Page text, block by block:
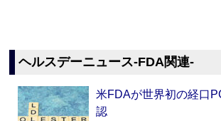
ヘルスデーニュース‐FDA関連‐
米FDAが世界初の経口
認